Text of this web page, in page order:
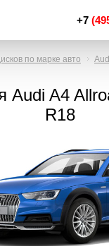
+7
по марке авто
Audi A4
R18